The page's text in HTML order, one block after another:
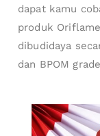
dapat kamu
produk
dibudidaya
dan BPOM